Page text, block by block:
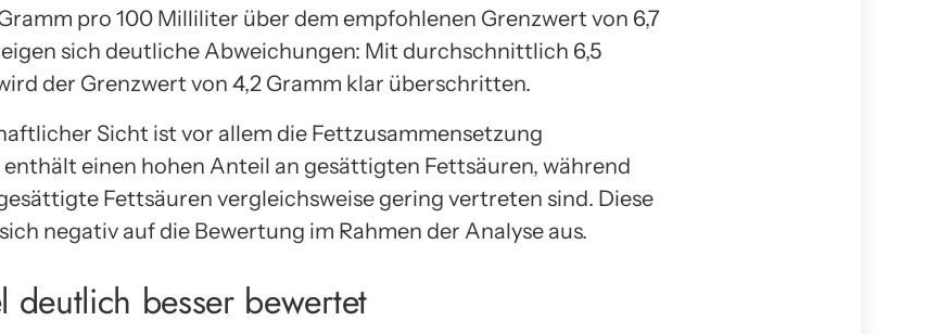
pro 100 Milliliter über dem empfohlenen Grenzwert von 6,7
sich deutliche Abweichungen: Mit durchschnittlich 6,5
der Grenzwert von 4,2 Gramm klar überschritten.
Sicht ist vor allem die Fettzusammensetzung
einen hohen Anteil an gesättigten Fettsäuren, während
Fettsäuren vergleichsweise gering vertreten sind. Diese
negativ auf die Bewertung im Rahmen der Analyse aus.
deutlich besser bewertet